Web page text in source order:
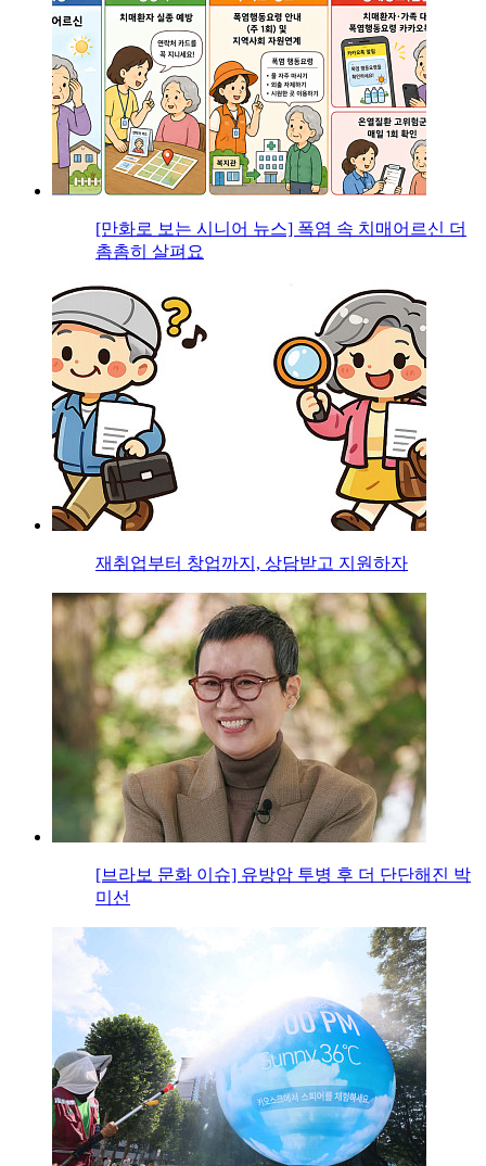
[만화로 보는 시니어 뉴스] 폭염 속 치매어르신 더
촘촘히 살펴요
재취업부터 창업까지, 상담받고 지원하자
[브라보 문화 이슈] 유방암 투병 후 더 단단해진 박
미선